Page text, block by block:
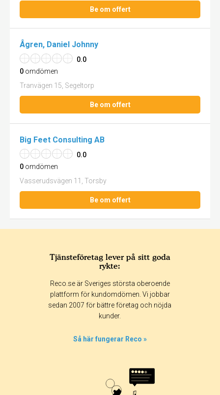
Be om offert
Ågren, Daniel Johnny
0.0
0 omdömen
Tranvägen 15, Segeltorp
Be om offert
Big Feet Consulting AB
0.0
0 omdömen
Vasserudsvägen 11, Torsby
Be om offert
Tjänsteföretag lever på sitt goda
rykte:
Reco.se är Sveriges största oberoende
plattform för kundomdömen. Vi jobbar
sedan 2007 för bättre företag och nöjda
kunder.
Så här fungerar Reco »